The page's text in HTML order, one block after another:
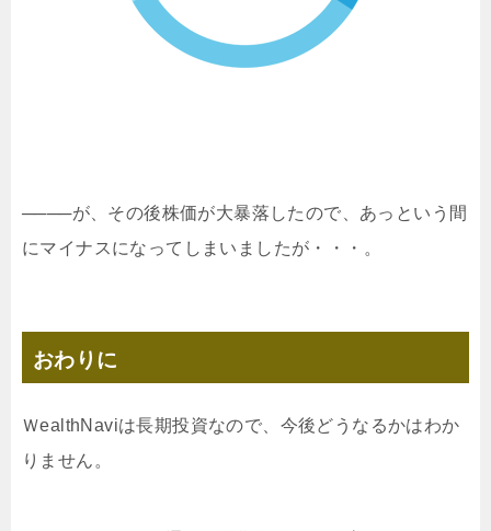
────が、その後株価が大暴落したので、あっという間
にマイナスになってしまいましたが・・・。
おわりに
ＷealthNaviは長期投資なので、今後どうなるかはわか
りません。